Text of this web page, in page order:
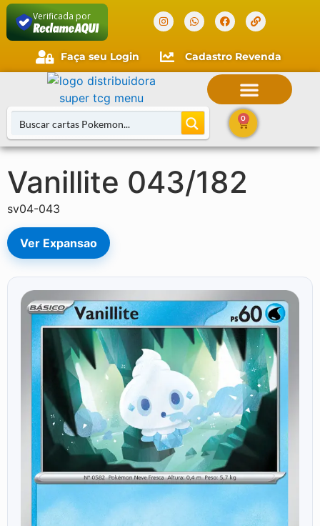
Verificada por
Faça seu Login Cadastro Revenda
0
Vanillite 043/182
sv04-043
Ver Expansao
Cliente novo?Comece aqui.